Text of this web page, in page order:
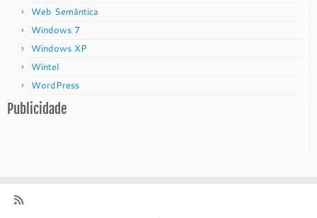
Web Semântica
Windows 7
Windows XP
Wintel
WordPress
Publicidade